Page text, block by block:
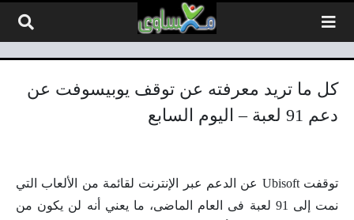
كل ما تريد معرفته عن توقف يوبيسوفت عن
دعم 91 لعبة – اليوم السابع
توقفت Ubisoft عن الدعم عبر الإنترنت لقائمة من الألعاب التي
نمت إلى 91 لعبة فى العام الماضى، ما يعني أنه لن يكون من